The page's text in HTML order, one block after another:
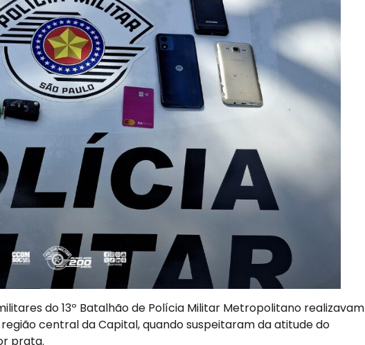
do 13º Batalhão de Polícia Militar Metropolitano realizavam
central da Capital, quando suspeitaram da atitude do
prata.